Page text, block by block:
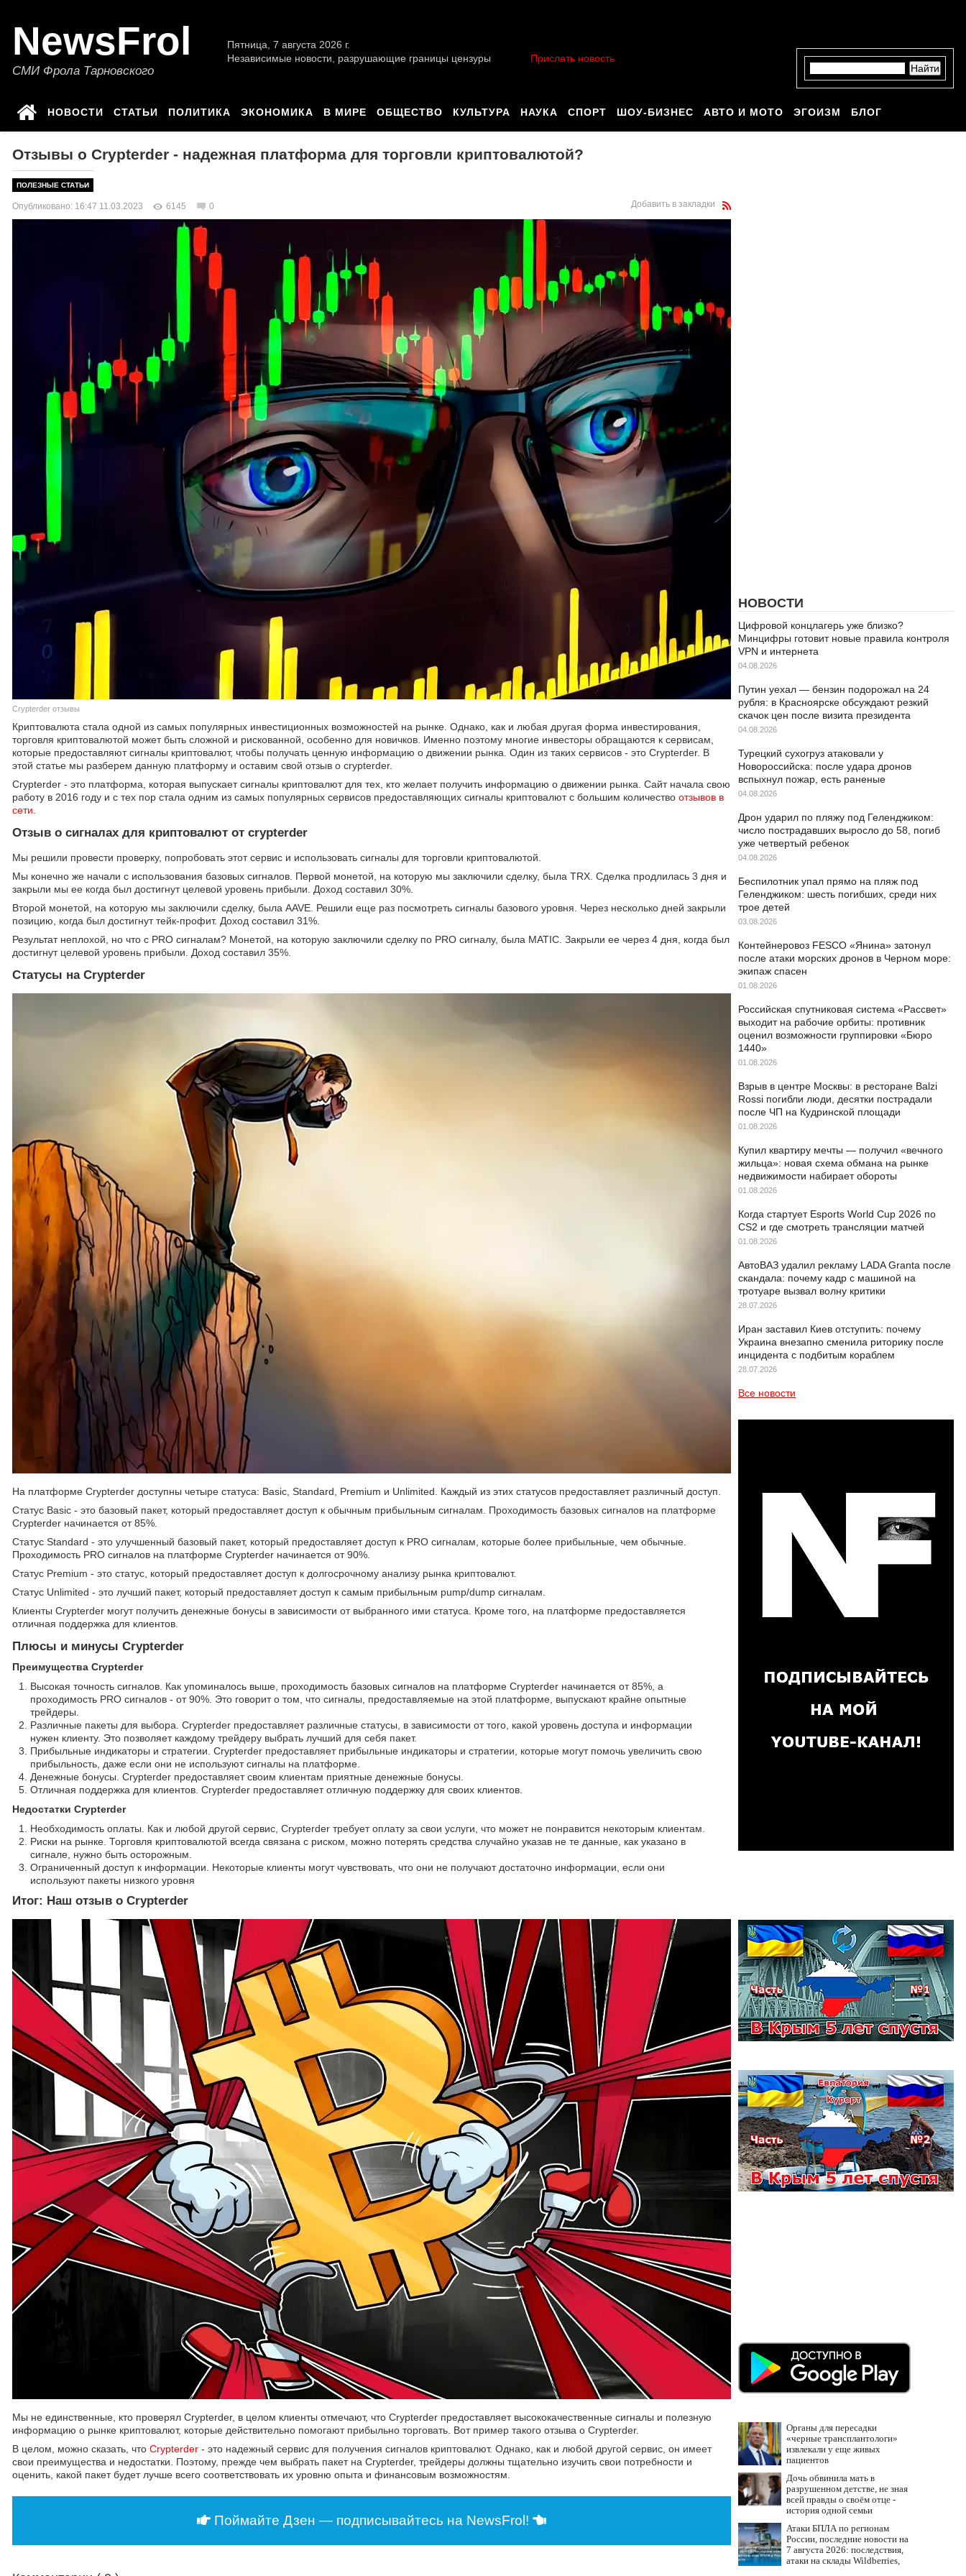
NewsFrol
СМИ Фрола Тарновского
Пятница, 7 августа 2026 г.
Независимые новости, разрушающие границы цензуры
Прислать новость
НОВОСТИ СТАТЬИ ПОЛИТИКА ЭКОНОМИКА В МИРЕ ОБЩЕСТВО КУЛЬТУРА НАУКА СПОРТ ШОУ-БИЗНЕС АВТО И МОТО ЭГОИЗМ БЛОГ
Отзывы о Crypterder - надежная платформа для торговли криптовалютой?
ПОЛЕЗНЫЕ СТАТЬИ
Опубликовано: 16:47 11.03.2023 6145 0 Добавить в закладки
Crypterder отзывы
Криптовалюта стала одной из самых популярных инвестиционных возможностей на рынке. Однако, как и любая другая форма инвестирования,
торговля криптовалютой может быть сложной и рискованной, особенно для новичков. Именно поэтому многие инвесторы обращаются к сервисам,
которые предоставляют сигналы криптовалют, чтобы получать ценную информацию о движении рынка. Один из таких сервисов - это Crypterder. В
этой статье мы разберем данную платформу и оставим свой отзыв о crypterder.
Crypterder - это платформа, которая выпускает сигналы криптовалют для тех, кто желает получить информацию о движении рынка. Сайт начала свою
работу в 2016 году и с тех пор стала одним из самых популярных сервисов предоставляющих сигналы криптовалют с большим количество отзывов в
сети
Отзыв о сигналах для криптовалют от crypterder
Мы решили провести проверку, попробовать этот сервис и использовать сигналы для торговли криптовалютой.
Мы конечно же начали с использования базовых сигналов. Первой монетой, на которую мы заключили сделку, была TRX. Сделка продлилась 3 дня и
закрыли мы ее когда был достигнут целевой уровень прибыли. Доход составил 30%.
Второй монетой, на которую мы заключили сделку, была AAVE. Решили еще раз посмотреть сигналы базового уровня. Через несколько дней закрыли
позицию, когда был достигнут тейк-профит. Доход составил 31%.
Результат неплохой, но что с PRO сигналам? Монетой, на которую заключили сделку по PRO сигналу, была MATIC. Закрыли ее через 4 дня, когда был
достигнут целевой уровень прибыли. Доход составил 35%.
Статусы на Crypterder
На платформе Crypterder доступны четыре статуса: Basic, Standard, Premium и Unlimited. Каждый из этих статусов предоставляет различный доступ.
Статус Basic - это базовый пакет, который предоставляет доступ к обычным прибыльным сигналам. Проходимость базовых сигналов на платформе
Crypterder начинается от 85%.
Статус Standard - это улучшенный базовый пакет, который предоставляет доступ к PRO сигналам, которые более прибыльные, чем обычные.
Проходимость PRO сигналов на платформе Crypterder начинается от 90%.
Статус Premium - это статус, который предоставляет доступ к долгосрочному анализу рынка криптовалют.
Статус Unlimited - это лучший пакет, который предоставляет доступ к самым прибыльным pump/dump сигналам.
Клиенты Crypterder могут получить денежные бонусы в зависимости от выбранного ими статуса. Кроме того, на платформе предоставляется
отличная поддержка для клиентов.
Плюсы и минусы Crypterder
Преимущества Crypterder
Высокая точность сигналов. Как упоминалось выше, проходимость базовых сигналов на платформе Crypterder начинается от 85%, а
проходимость PRO сигналов - от 90%. Это говорит о том, что сигналы, предоставляемые на этой платформе, выпускают крайне опытные
трейдеры.
Различные пакеты для выбора. Crypterder предоставляет различные статусы, в зависимости от того, какой уровень доступа и информации
нужен клиенту. Это позволяет каждому трейдеру выбрать лучший для себя пакет.
Прибыльные индикаторы и стратегии. Crypterder предоставляет прибыльные индикаторы и стратегии, которые могут помочь увеличить свою
прибыльность, даже если они не используют сигналы на платформе.
Денежные бонусы. Crypterder предоставляет своим клиентам приятные денежные бонусы.
Отличная поддержка для клиентов. Crypterder предоставляет отличную поддержку для своих клиентов.
Недостатки Crypterder
Необходимость оплаты. Как и любой другой сервис, Crypterder требует оплату за свои услуги, что может не понравится некоторым клиентам.
Риски на рынке. Торговля криптовалютой всегда связана с риском, можно потерять средства случайно указав не те данные, как указано в
сигнале, нужно быть осторожным.
Ограниченный доступ к информации. Некоторые клиенты могут чувствовать, что они не получают достаточно информации, если они
используют пакеты низкого уровня
Итог: Наш отзыв о Crypterder
Мы не единственные, кто проверял Crypterder, в целом клиенты отмечают, что Crypterder предоставляет высококачественные сигналы и полезную
информацию о рынке криптовалют, которые действительно помогают прибыльно торговать. Вот пример такого отзыва о Crypterder.
В целом, можно сказать, что Crypterder - это надежный сервис для получения сигналов криптовалют. Однако, как и любой другой сервис, он имеет
свои преимущества и недостатки. Поэтому, прежде чем выбрать пакет на Crypterder, трейдеры должны тщательно изучить свои потребности и
оценить, какой пакет будет лучше всего соответствовать их уровню опыта и финансовым возможностям.
Поймайте Дзен — подписывайтесь на NewsFrol!
НОВОСТИ
Цифровой концлагерь уже близко?
Минцифры готовит новые правила контроля
VPN и интернета
04.08.2026
Путин уехал — бензин подорожал на 24
рубля: в Красноярске обсуждают резкий
скачок цен после визита президента
04.08.2026
Турецкий сухогруз атаковали у
Новороссийска: после удара дронов
вспыхнул пожар, есть раненые
04.08.2026
Дрон ударил по пляжу под Геленджиком:
число пострадавших выросло до 58, погиб
уже четвертый ребенок
04.08.2026
Беспилотник упал прямо на пляж под
Геленджиком: шесть погибших, среди них
трое детей
03.08.2026
Контейнеровоз FESCO «Янина» затонул
после атаки морских дронов в Черном море:
экипаж спасен
01.08.2026
Российская спутниковая система «Рассвет»
выходит на рабочие орбиты: противник
оценил возможности группировки «Бюро
1440»
01.08.2026
Взрыв в центре Москвы: в ресторане Balzi
Rossi погибли люди, десятки пострадали
после ЧП на Кудринской площади
01.08.2026
Купил квартиру мечты — получил «вечного
жильца»: новая схема обмана на рынке
недвижимости набирает обороты
01.08.2026
Когда стартует Esports World Cup 2026 по
CS2 и где смотреть трансляции матчей
01.08.2026
АвтоВАЗ удалил рекламу LADA Granta после
скандала: почему кадр с машиной на
тротуаре вызвал волну критики
28.07.2026
Иран заставил Киев отступить: почему
Украина внезапно сменила риторику после
инцидента с подбитым кораблем
28.07.2026
Все новости
Органы для пересадки
«черные трансплантологи»
извлекали у еще живых
пациентов
Дочь обвинила мать в
разрушенном детстве, не зная
всей правды о своём отце -
история одной семьи
Атаки БПЛА по регионам
России, последние новости на
7 августа 2026: последствия,
атаки на склады Wildberries,